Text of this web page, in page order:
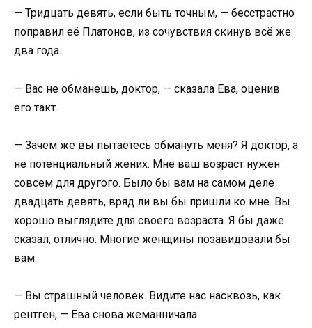
— Тридцать девять, если быть точным, — бесстрастно
поправил её Платонов, из сочувствия скинув всё же
два года.
— Вас не обманешь, доктор, — сказала Ева, оценив
его такт.
— Зачем же вы пытаетесь обмануть меня? Я доктор, а
не потенциальный жених. Мне ваш возраст нужен
совсем для другого. Было бы вам на самом деле
двадцать девять, вряд ли вы бы пришли ко мне. Вы
хорошо выглядите для своего возраста. Я бы даже
сказал, отлично. Многие женщины позавидовали бы
вам.
— Вы страшный человек. Видите нас насквозь, как
рентген, — Ева снова жеманничала.